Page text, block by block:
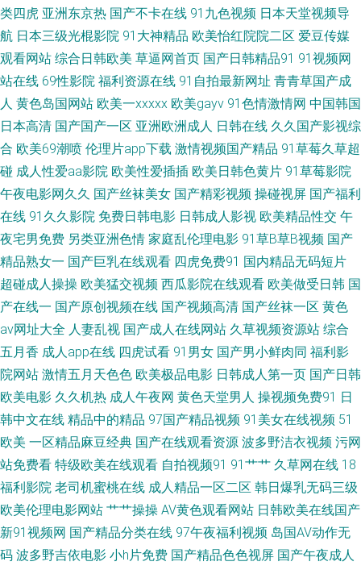
锋影音AV官网 91久久草 久久国产传媒精品 人妻碰碰碰 深夜福利网址导航 亚
洲l色图 91处女视频 丁香午夜超碰 韩国av网 老司机黄色片 91九色乱 白丝后
入91国产 九九热比精品 亚洲免费视频小说 日本女同伦理 偷牌自拍另类 玖玖
利视频蜜桃 欧美性爱主站 91大神论理少妇 俺去五月官网站 韩国免费av大全
亚洲另类春色 91偷拍网123 国产第七页 人人操人人 午夜剧场三级片 www热
9 玖草资源站 色伊人婷婷 avttbt 人人超碰人人鲁 天天干天天干 伊人色涩 97
人人肏 超碰欧美碰 久草福利 超碰亚洲无码 午夜日比导航 99爱久 九一蜜桃
免费观看91网站 午夜久干视频完整 99人妻草 东方影库av日韩 加勒比操逼 日
韩精品一 影音先锋欧美 97超碰综合 豆花免费网站 另类av专区 日本理伦少妇
电影 在线影院av 超碰97色 久草蜜桃在线 91蜜臀中文字幕 超碰人人草73 激
情五月天社区 欧美毛片网 深夜福利剧场 91露脸双飞 俺去也影视 国产一二三
高清无 欧美老妇MV 日韩欧美h 尤物成人在线视频 91资源在线播放 超碰在线
97青青 肏屄不卡高清视频 日韩色色影院 97在线免费视频 91V小视频 黑料嫩
类四虎 亚洲东京热 国产不卡在线 91九色视频 日本天堂视频导
航 日本三级光棍影院 91大神精品 欧美怡红院院二区 爱豆传媒
观看网站 综合日韩欧美 草逼网首页 国产日韩精品91 91视频网
站在线 69性影院 福利资源在线 91自拍最新网址 青青草国产成
人 黄色岛国网站 欧美一xxxxx 欧美gayv 91色情激情网 中国韩国
日本高清 国产国产一区 亚洲欧洲成人 日韩在线 久久国产影视综
合 欧美69潮喷 伦理片app下载 激情视频国产精品 91草莓久草超
碰 成人性爱aa影院 欧美性爱插插 欧美日韩色黄片 91草莓影院
午夜电影网久久 国产丝袜美女 国产精彩视频 操碰视屏 国产福利
在线 91久久影院 免费日韩电影 日韩成人影视 欧美精品性交 午
夜宅男免费 另类亚洲色情 家庭乱伦理电影 91草B草B视频 国产
精品熟女一 国产巨乳在线观看 四虎免费91 国内精品无码短片
超碰成人操操 欧美猛交视频 西瓜影院在线观看 欧美做受日韩 国
产在线一 国产原创视频在线 国产视频高清 国产丝袜一区 黄色
av网址大全 人妻乱视 国产成人在线网站 久草视频资源站 综合
五月香 成人app在线 四虎试看 91男女 国产男小鲜肉同 福利影
院网站 激情五月天色色 欧美极品电影 日韩成人第一页 国产日韩
欧美电影 久久机热 成人午夜网 黄色天堂男人 操视频免费91 日
韩中文在线 精品中的精品 97国产精品视频 91美女在线视频 51
欧美 一区精品麻豆经典 国产在线观看资源 波多野洁衣视频 污网
站免费看 特级欧美在线观看 自拍视频91 91艹艹 久草网在线 18
福利影院 老司机蜜桃在线 成人精品一区二区 韩日爆乳无码三级
欧美伦理电影网站 艹艹操操 AV黄色观看网站 日韩欧美在线国产
新91视频网 国产精品分类在线 97午夜福利视频 岛国AV动作无
码 波多野吉依电影 小h片免费 国产精品色色视屏 国产午夜成人